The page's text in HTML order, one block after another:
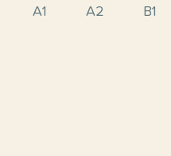
A1 A2 B1